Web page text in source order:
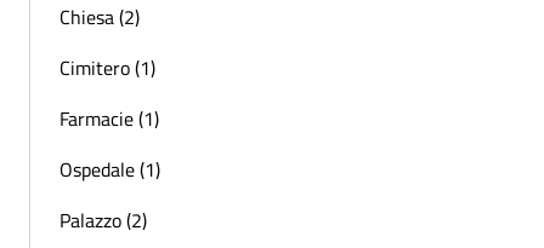
Chiesa (2)
Cimitero (1)
Farmacie (1)
Ospedale (1)
Palazzo (2)